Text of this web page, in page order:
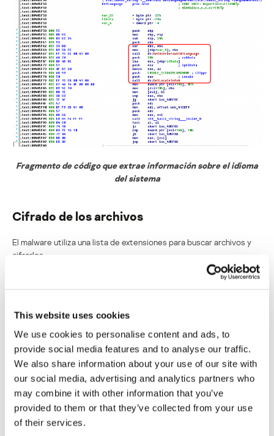
This website uses cookies
We use cookies to personalise content and ads, to
provide social media features and to analyse our traffic.
We also share information about your use of our site with
our social media, advertising and analytics partners who
may combine it with other information that you’ve
provided to them or that they’ve collected from your use
of their services.
Fragmento de código que extrae información sobre el idioma
del sistema
Cifrado de los archivos
El malware utiliza una lista de extensiones para buscar archivos y
cifrarlos.